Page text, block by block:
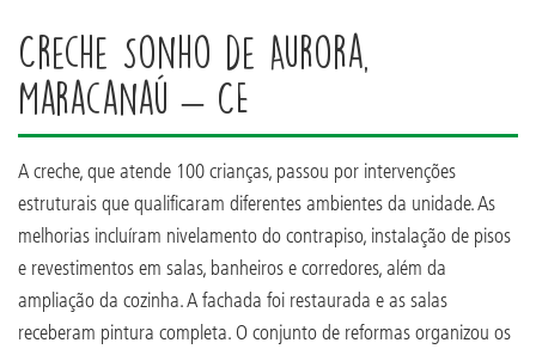
Creche Sonho de Aurora,
Maracanaú – CE
A creche, que atende 100 crianças, passou por intervenções
estruturais que qualificaram diferentes ambientes da unidade. As
melhorias incluíram nivelamento do contrapiso, instalação de pisos
e revestimentos em salas, banheiros e corredores, além da
ampliação da cozinha. A fachada foi restaurada e as salas
receberam pintura completa. O conjunto de reformas organizou os